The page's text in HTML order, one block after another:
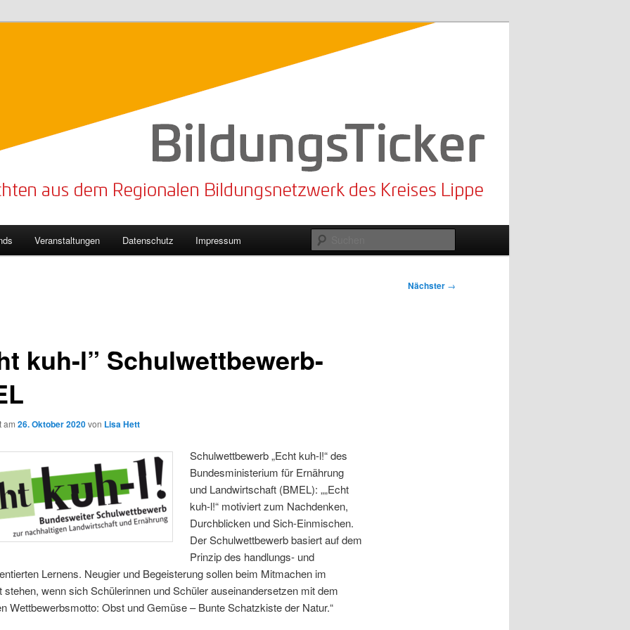
Veranstaltungen Datenschutz Impressum
Nächster →
kuh-l” Schulwettbewerb-
am 26. Oktober 2020von Lisa Hett
Schulwettbewerb „Echt kuh-l!“ des
Bundesministerium für Ernährung
und Landwirtschaft (BMEL): „„Echt
kuh-l!“ motiviert zum Nachdenken,
Durchblicken und Sich-Einmischen.
Der Schulwettbewerb basiert auf dem
Prinzip des handlungs- und
Lernens. Neugier und Begeisterung sollen beim Mitmachen im
stehen, wenn sich Schülerinnen und Schüler auseinandersetzen mit dem
Wettbewerbsmotto: Obst und Gemüse – Bunte Schatzkiste der Natur.“